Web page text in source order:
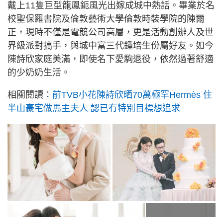
戴上11隻巨型龍鳳鈪風光出嫁成城中熱話。畢業於名
校聖保羅書院及倫敦藝術大學倫敦時裝學院的陳爾
正，現時不僅是電競公司高層，更是活動創辦人及世
界級派對搞手，與城中富三代鍾培生份屬好友。如今
陳詩欣家庭美滿，即使名下愛駒退役，依然過著舒適
的少奶奶生活。
相關閱讀： 前TVB小花陳詩欣晒70萬極罕Hermès 住
半山豪宅做馬主夫人 認已冇特別目標想追求